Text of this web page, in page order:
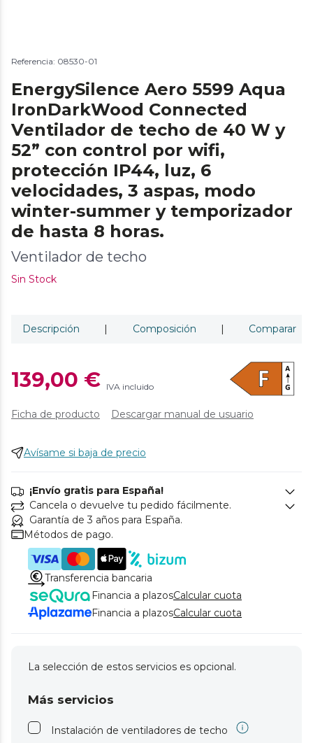
Referencia: 08530-01
EnergySilence Aero 5599 Aqua
IronDarkWood Connected
Ventilador de techo de 40 W y
52” con control por wifi,
protección IP44, luz, 6
velocidades, 3 aspas, modo
winter-summer y temporizador
de hasta 8 horas.
Ventilador de techo
Sin Stock
Descripción | Composición | Comparar
139,00 € IVA incluido
Ficha de producto Descargar manual de usuario
Avísame si baja de precio
¡Envío gratis para España!
Cancela o devuelve tu pedido fácilmente.
Garantía de 3 años para España.
Métodos de pago.
Transferencia bancaria
Financia a plazosCalcular cuota
Financia a plazosCalcular cuota
La selección de estos servicios es opcional.
Más servicios
Instalación de ventiladores de techo